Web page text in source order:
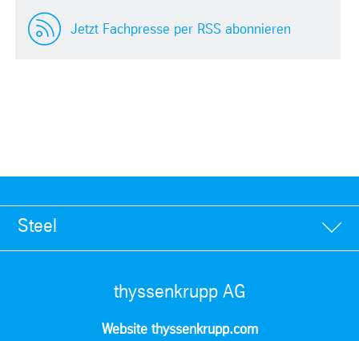
Jetzt Fachpresse per RSS abonnieren
Steel
thyssenkrupp AG
Website thyssenkrupp.com